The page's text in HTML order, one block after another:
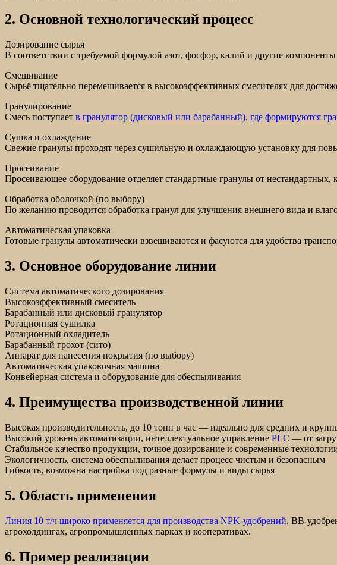
2. Основной технологический процесс
Дозирование сырья
В соответствии с требуемой формулой азот, фосфор, калий и другие
Смешивание
Сырьё тщательно перемешивается в высокоэффективных смесителях для
Гранулирование
Смесь поступает в гранулятор (дисковый или барабанный), где формируются
Сушка и охлаждение
Свежие гранулы проходят через сушильную и охлаждающую установку для
Просеивание
Просеивающее оборудование отделяет стандартные гранулы от нестандартных,
Обработка оболочкой (по выбору)
По желанию проводится обработка гранул для улучшения внешнего вида и
Автоматическая упаковка
Готовые гранулы автоматически взвешиваются и фасуются для удобства
3. Основное оборудование линии
Система автоматического дозирования
Высокоэффективный смеситель
Барабанный или дисковый гранулятор
Ротационная сушилка
Ротационный охладитель
Барабанный грохот (сито)
Аппарат для нанесения покрытия (по выбору)
Автоматическая упаковочная машина
Конвейерная система и оборудование для обеспыливания
4. Преимущества производственной линии
Высокая производительность, до 10 тонн в час — идеально для средних и
Высокий уровень автоматизации, интеллектуальное управление PLC — от
Стабильное качество продукции, точное дозирование и современные
Экологичность, система обеспыливания делает процесс чистым и безопасным
Гибкость, возможна настройка под разные формулы и виды сырья
5. Область применения
Линия 10 т/ч широко применяется для производства NPK-удобрений, BB-
агрохолдингах, агропромышленных парках и кооперативах.
6. Пример реализации